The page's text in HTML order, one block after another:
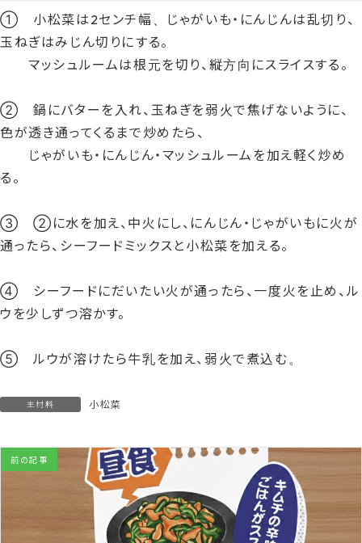
① 小松菜は2センチ幅、じゃがいも・にんじんは乱切り、
玉ねぎはみじん切りにする。
マッシュルームは根元を切り、縦方向にスライスする。
② 鍋にバターを入れ、玉ねぎを弱火で焦げないように、
色が透き通ってくるまで炒めたら、
じゃがいも・にんじん・マッシュルームを加え軽く炒め
る。
③ ②に水を加え、中火にし、にんじん・じゃがいもに火が
通ったら、シーフードミックスと小松菜を加える。
④ シーフードにだいたい火が通ったら、一度火を止め、ル
ウを少しずつ溶かす。
⑤ ルウが溶けたら牛乳を加え、弱火で煮込む。
主材料 小松菜
前の記事